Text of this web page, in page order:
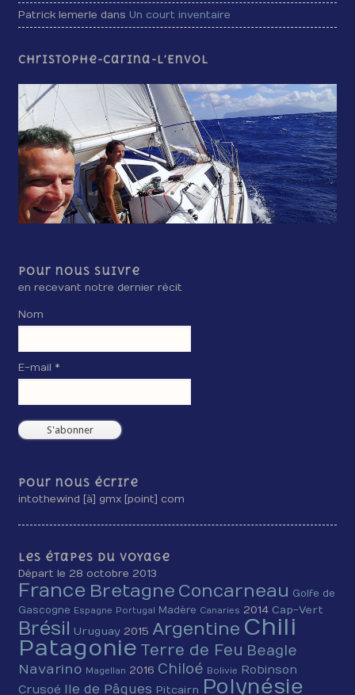
Patrick lemerle dans Un court inventaire
Christophe-Carina-L’Envol
Pour nous suivre
en recevant notre dernier récit
Nom
E-mail *
Pour nous écrire
intothewind [à] gmx [point] com
Les étapes du voyage
Départ le 28 octobre 2013
France Bretagne Concarneau Golfe de
Gascogne Espagne Portugal Madère Canaries 2014 Cap-Vert
Brésil Uruguay 2015Argentine Chili
Patagonie Terre de Feu Beagle
Navarino Magellan 2016 Chiloé Bolivie Robinson
Crusoé Ile de Pâques Pitcairn Polynésie